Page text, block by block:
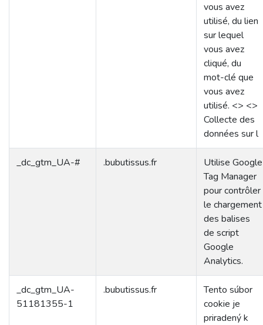
vous avez
utilisé, du lien
sur lequel
vous avez
cliqué, du
mot-clé que
vous avez
utilisé. <> <>
Collecte des
données sur l
_dc_gtm_UA-# .bubutissus.fr
Utilise Google
Tag Manager
pour contrôler
le chargement
des balises
de script
Google
Analytics.
_dc_gtm_UA-
51181355-1
.bubutissus.fr
Tento súbor
cookie je
priradený k